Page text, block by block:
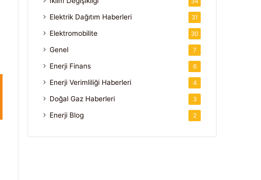
Elektrik Dağıtım Haberleri 31
Elektromobilite 30
Genel 7
Enerji Finans 6
Enerji Verimliliği Haberleri 4
Doğal Gaz Haberleri 3
Enerji Blog 2